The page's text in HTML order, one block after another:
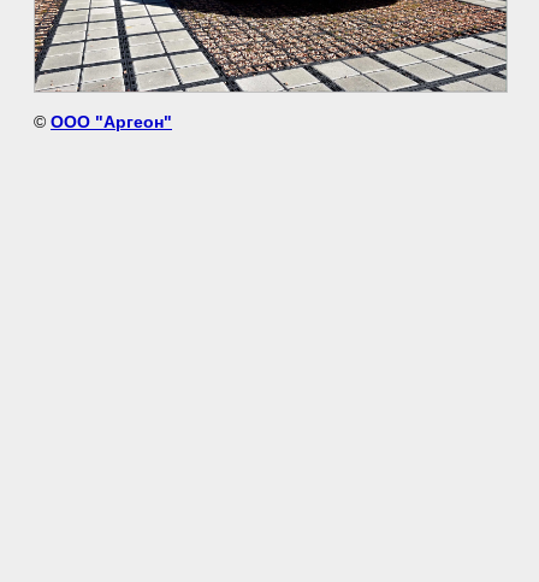
© ООО "Аргеон"